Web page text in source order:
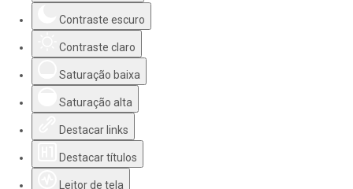
Contraste escuro
Contraste claro
Saturação baixa
Saturação alta
Destacar links
Destacar títulos
Leitor de tela